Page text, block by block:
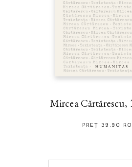
Mircea Cărtărescu,
PREȚ 39.90